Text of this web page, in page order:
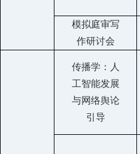
模拟庭审写
作研讨会
传播学：人
工智能发展
与网络舆论
引导